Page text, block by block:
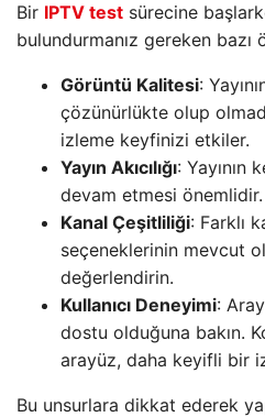
Bir IPTV test sürecine
bulundurmanız gereken bazı
Görüntü Kalitesi:
çözünürlükte olup
izleme keyfinizi etkiler.
Yayın Akıcılığı: Yayının
devam etmesi önemlidir.
Kanal Çeşitliliği: Farklı
seçeneklerinin mevcut
değerlendirin.
Kullanıcı Deneyimi:
dostu olduğuna bakın.
arayüz, daha keyifli bir
Bu unsurlara dikkat ederek